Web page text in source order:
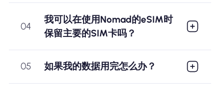
04
我可以在使用Nomad的eSIM时
保留主要的SIM卡吗？
05 如果我的数据用完怎么办？